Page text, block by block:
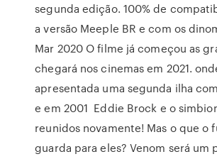
segunda edição. 100% de
a versão Meeple BR e com os
Mar 2020 O filme já começou as
chegará nos cinemas em 2021.
apresentada uma segunda ilha
e em 2001 Eddie Brock e o
reunidos novamente! Mas o que o
guarda para eles? Venom será